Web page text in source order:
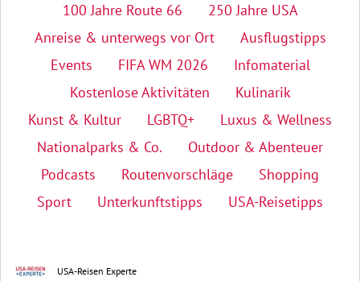
100 Jahre Route 66
250 Jahre USA
Anreise & unterwegs vor Ort
Ausflugstipps
Events
FIFA WM 2026
Infomaterial
Kostenlose Aktivitäten
Kulinarik
Kunst & Kultur
LGBTQ+
Luxus & Wellness
Nationalparks & Co.
Outdoor & Abenteuer
Podcasts
Routenvorschläge
Shopping
Sport
Unterkunftstipps USA-Reisetipps
USA-Reisen Experte